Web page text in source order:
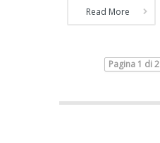
Read More
Pagina 1 di 2